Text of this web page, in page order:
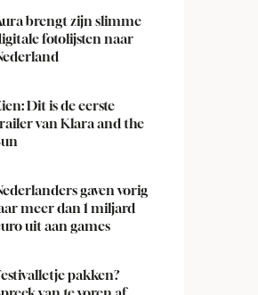
brengt zijn slimme
fotolijsten naar
Dit is de eerste
van Klara and the
gaven vorig
meer dan 1 miljard
uit aan games
pakken?